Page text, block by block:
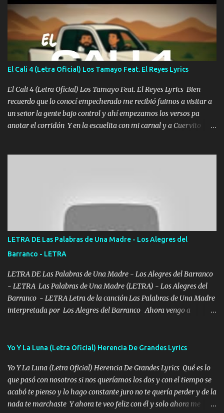
coronamos Se jala los marciales Y sus guitarras ya van sonando
Un gallardo me prendo Para agarrar el vuelo y la mente y
tranquilizando Tomense un buen trago Y así es como empezamos
los versos que voy cantando (Music) A vido alta y bajas La carreta
se atora Pero nunca le aflojamos Ya me han pasado cosas Y
aunque ustedes no sepan Pero la vida es muy corta Hay que
echarle chingazos Y seguir trabajando porque nada es...
El Cali 4 (Letra Oficial) Los Tamayo Feat. El Reyes Lyrics
El Cali 4 (Letra Oficial) Los Tamayo Feat. El Reyes Lyrics Bien
recuerdo que lo conocí empecherado me recibió fuimos a visitar a
un señor la gente bajo control y ahí empezamos los versos pa
anotar el corridón Y en la escuelita con mi carnal y a Cuervito
verde se le extraña pa que sepan Aquí Pura GENTE DE LA RANA 🐸
POR CLAVE ES EL CALI 4 EN LA CIUDAD TIJUANA Música Al
tirante andamos mi carnal atento a cualquier necesidad no porque
se ve limpio el camino nos confiamos al andar y nunca con la
misma piedra me vuelvo a tropezar Cuando ando de enamorado
en corto me tiró a per...
LETRA DE Las Palabras de Una Madre - Los Alegres del
Barranco - LETRA
LETRA DE Las Palabras de Una Madre - Los Alegres del Barranco
- LETRA Las Palabras de Una Madre (LETRA) - Los Alegres del
Barranco - LETRA Letra de la canción Las Palabras de Una Madre
interpretada por Los Alegres del Barranco Ahora vengo a
viento a su hijo y aunque ahora ya este con Dios el destino así lo
seguiré esperando hasta volvernos a vernos El recuerdo que yo
tengo de mi mente no se va, en mi corazón me llevo lo mismo que
tu papá, a veces me pongo triste porque no puedo mirarte, mas se
que tu me escuchas porque tu eres mi gran ángel, El desespero me
Yo Y La Luna (Letra Oficial) Herencia De Grandes Lyrics
Yo Y La Luna (Letra Oficial) Herencia De Grandes Lyrics Qué es lo
que pasó con nosotros si nos queríamos los dos y con el tiempo se
acabó te pienso y lo hago constante juro no te quería perder y de la
nada te marchaste Y ahora te veo feliz con él y solo ahora me